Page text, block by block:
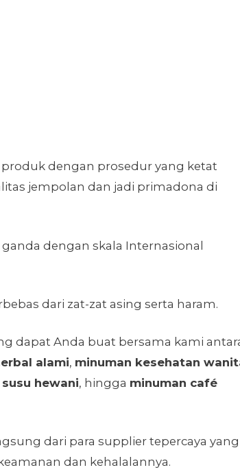
dengan prosedur yang ketat
jempolan dan jadi primadona di
dengan skala Internasional
dari zat-zat asing serta haram.
dapat Anda buat bersama kami
alami, minuman kesehatan
hewani, hingga minuman café
dari para supplier tepercaya yang
dan kehalalannya.